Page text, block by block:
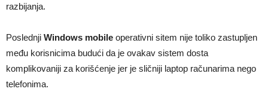
razbijanja.
Poslednji Windows mobile operativni sitem nije toliko zastupljen
među korisnicima budući da je ovakav sistem dosta
komplikovaniji za korišćenje jer je sličniji laptop računarima nego
telefonima.